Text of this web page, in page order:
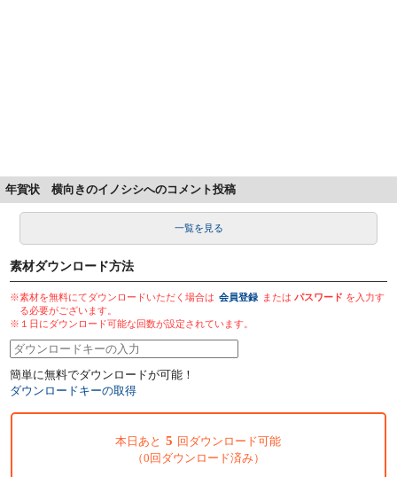
年賀状 横向きのイノシシへのコメント投稿
一覧を見る
素材ダウンロード方法
※素材を無料にてダウンロードいただく場合は 会員登録 またはパスワード を入力す
る必要がございます。
※１日にダウンロード可能な回数が設定されています。
簡単に無料でダウンロードが可能！
ダウンロードキーの取得
本日あと 5 回ダウンロード可能
（0回ダウンロード済み）